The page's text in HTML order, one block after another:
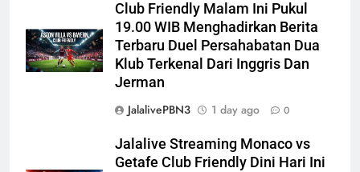
Club Friendly Malam Ini Pukul
19.00 WIB Menghadirkan Berita
Terbaru Duel Persahabatan Dua
Klub Terkenal Dari Inggris Dan
Jerman
JalalivePBN3
1 day ago 0
Jalalive Streaming Monaco vs
Getafe Club Friendly Dini Hari Ini